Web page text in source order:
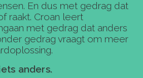
En dus met gedrag dat
raakt. Croan leert
met gedrag dat anders
gedrag vraagt om meer
anders.